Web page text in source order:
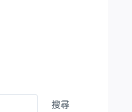
搜尋